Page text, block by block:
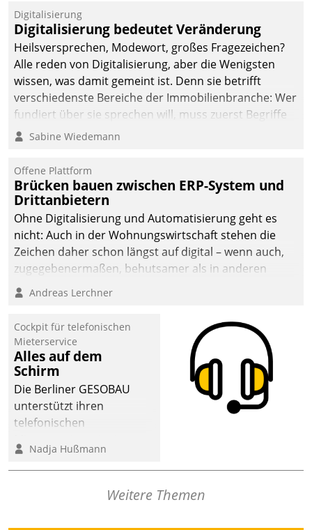
Jahresbeginn eine
Überblick, Einsicht und
Eingriff bietende Lösung.
Zur Entwicklung setzte
man auf
Cloudtechnologie,
bewährte und Startup-
agile Projektmethoden.
Digitalisierung
Digitalisierung bedeutet Veränderung
Heilsversprechen, Modewort, großes Fragezeichen?
Alle reden von Digitalisierung, aber die Wenigsten
wissen, was damit gemeint ist. Denn sie betrifft
verschiedenste Bereiche der Immobilienbranche: Wer
fundiert über sie sprechen will, muss zuerst Begriffe
klären. Ein Aspekt ist die betriebliche Optimierung:
Einsparungen durch optimierte und automatisierte
Prozesse. Doch man darf nicht zu viel erwarten: Allein
mit der Einführung einer neuen Software ist es nicht
getan. Die Digitalisierung erfordert von Unternehmen
die Bereitschaft, sich zu überprüfen, zu hinterfragen
und zu verändern.
Sabine Wiedemann
Offene Plattform
Brücken bauen zwischen ERP-System und
Drittanbietern
Ohne Digitalisierung und Automatisierung geht es
nicht: Auch in der Wohnungswirtschaft stehen die
Zeichen daher schon längst auf digital – wenn auch,
zugegebenermaßen, behutsamer als in anderen
Branchen.
Andreas Lerchner
Cockpit für telefonischen
Mieterservice
Alles auf dem
Schirm
Die Berliner GESOBAU
unterstützt ihren
telefonischen
digitalen Cockpit, das
situationsbezogen
passende Fragen und
Nadja Hußmann
Weitere Themen